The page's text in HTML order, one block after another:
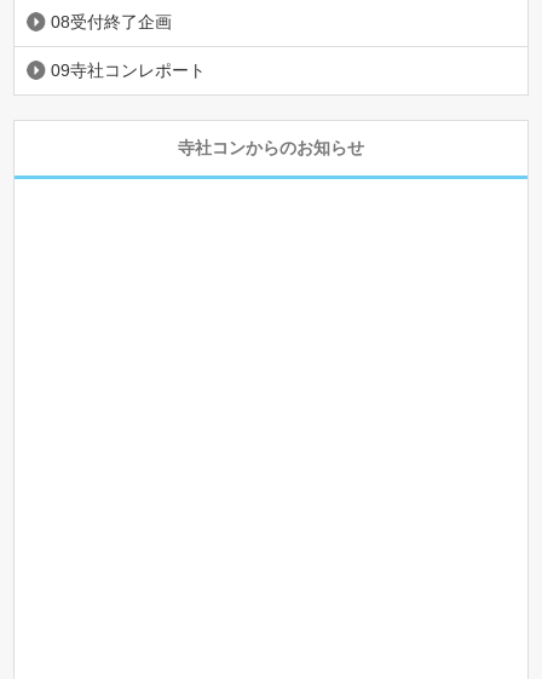
08受付終了企画
09寺社コンレポート
寺社コンからのお知らせ